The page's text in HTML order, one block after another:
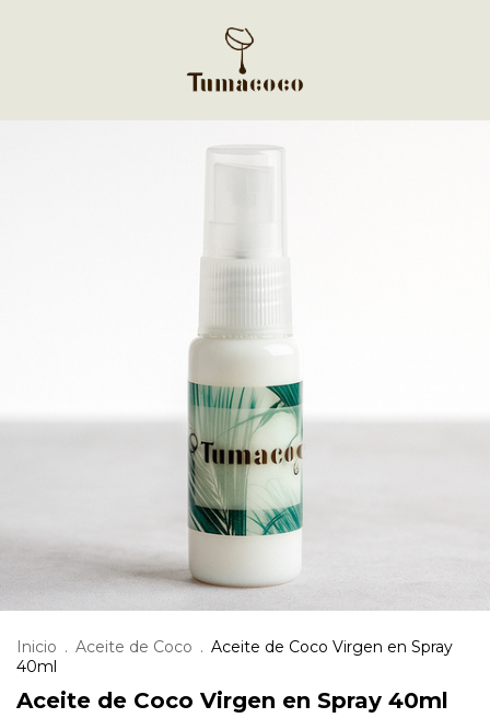
Inicio . Aceite de Coco . Aceite de Coco Virgen en Spray
40ml
Aceite de Coco Virgen en Spray 40ml